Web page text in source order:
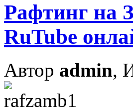
Рафтинг на
RuTube
Автор admin,